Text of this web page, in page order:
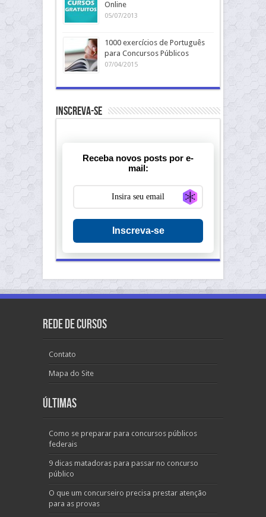
Online
05/07/2013
1000 exercícios de Português
para Concursos Públicos
07/04/2015
Inscreva-se
Receba novos posts por e-
mail:
Generate new
Inscreva-se
Rede de Cursos
Contato
Mapa do Site
Últimas
Como se preparar para concursos públicos
federais
9 dicas matadoras para passar no concurso
público
O que um concurseiro precisa prestar atenção
para as provas